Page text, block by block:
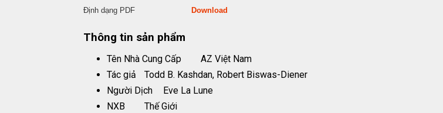
Định dạng PDF Download
Thông tin sản phẩm
Tên Nhà Cung Cấp
AZ Việt Nam
Tác giả
Todd B. Kashdan, Robert Biswas-Diener
Người Dịch
Eve La Lune
NXB
Thế Giới